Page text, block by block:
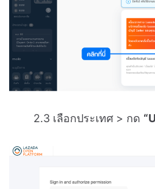
2.3 เลือกประเทศ > กด